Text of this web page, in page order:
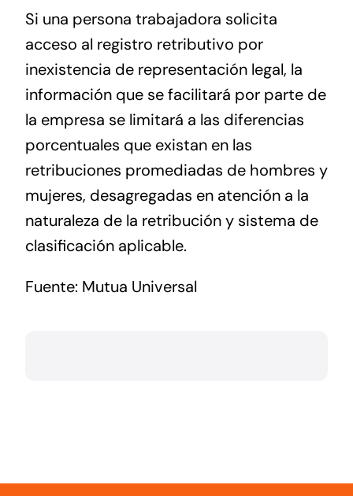
Si una persona trabajadora solicita
acceso al registro retributivo por
inexistencia de representación legal, la
información que se facilitará por parte de
la empresa se limitará a las diferencias
porcentuales que existan en las
retribuciones promediadas de hombres y
mujeres, desagregadas en atención a la
naturaleza de la retribución y sistema de
clasificación aplicable.
Fuente: Mutua Universal